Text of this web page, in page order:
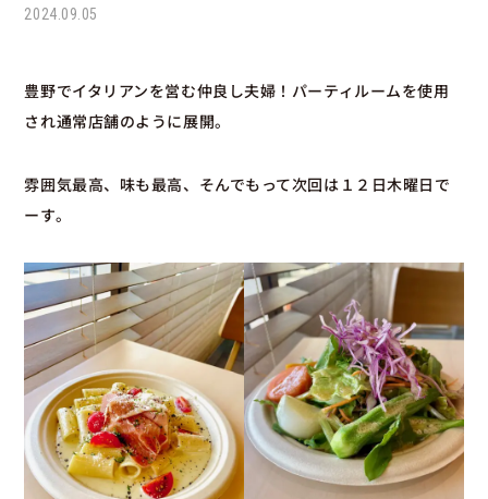
2024.09.05
豊野でイタリアンを営む仲良し夫婦！パーティルームを使用
され通常店舗のように展開。
雰囲気最高、味も最高、そんでもって次回は１２日木曜日で
ーす。